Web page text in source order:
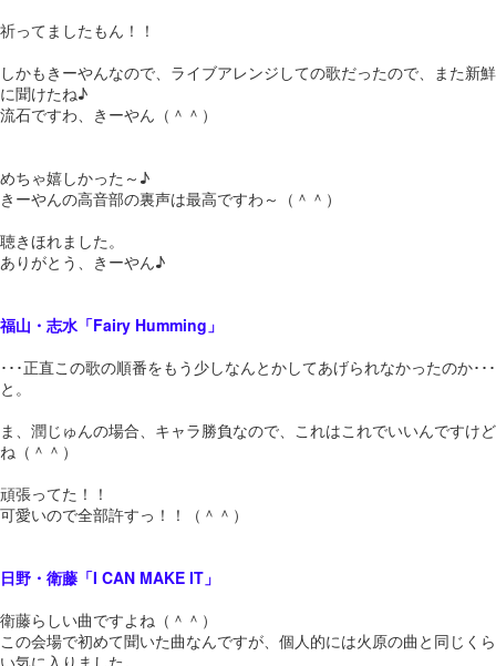
祈ってましたもん！！
しかもきーやんなので、ライブアレンジしての歌だったので、また新鮮
に聞けたね♪
流石ですわ、きーやん（＾＾）
めちゃ嬉しかった～♪
きーやんの高音部の裏声は最高ですわ～（＾＾）
聴きほれました。
ありがとう、きーやん♪
福山・志水「Fairy Humming」
･･･正直この歌の順番をもう少しなんとかしてあげられなかったのか･･･
と。
ま、潤じゅんの場合、キャラ勝負なので、これはこれでいいんですけど
ね（＾＾）
頑張ってた！！
可愛いので全部許すっ！！（＾＾）
日野・衛藤「I CAN MAKE IT」
衛藤らしい曲ですよね（＾＾）
この会場で初めて聞いた曲なんですが、個人的には火原の曲と同じくら
い気に入りました。